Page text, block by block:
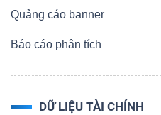
Quảng cáo banner
Báo cáo phân tích
DỮ LIỆU TÀI CHÍNH